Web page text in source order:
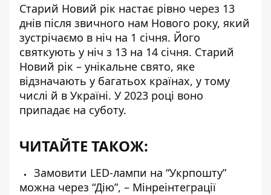
Старий Новий рік настає рівно через 13
днів після звичного нам Нового року, який
зустрічаємо в ніч на 1 січня. Його
святкують у ніч з 13 на 14 січня. Старий
Новий рік – унікальне свято, яке
відзначають у багатьох країнах, у тому
числі й в Україні. У 2023 році воно
припадає на суботу.
ЧИТАЙТЕ ТАКОЖ:
Замовити LED-лампи на “Укрпошту”
можна через “Дію”, – Мінреінтеграції